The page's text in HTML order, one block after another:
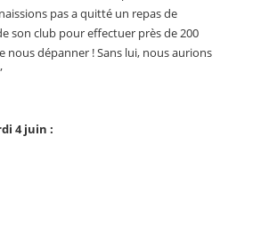
pas a quitté un repas de
son club pour effectuer près de 200
nous dépanner ! Sans lui, nous aurions
4 juin :